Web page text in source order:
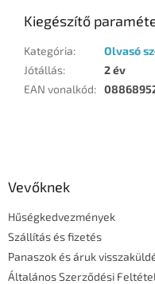
Kiegészítő
Kategória:
Olvasó
Jótállás:
2 év
EAN vonalkód:
Vevőknek
Hűségkedvezmények
Szállítás és fizetés
Panaszok és áruk
Általános Szerződési